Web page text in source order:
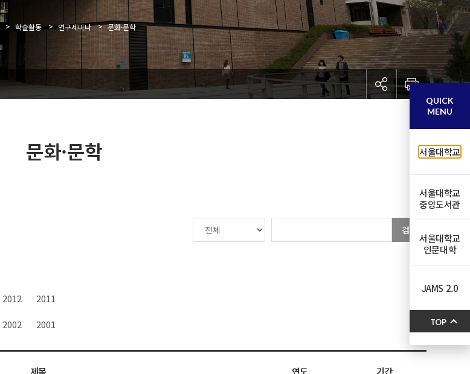
> 학술활동 > 연구세미나 > 문화·문학
문화·문학
검색
2012 2011
2002 2001
제목 연도 기간
QUICK
MENU
서울대학교
서울대학교
중앙도서관
서울대학교
인문대학
JAMS 2.0
TOP